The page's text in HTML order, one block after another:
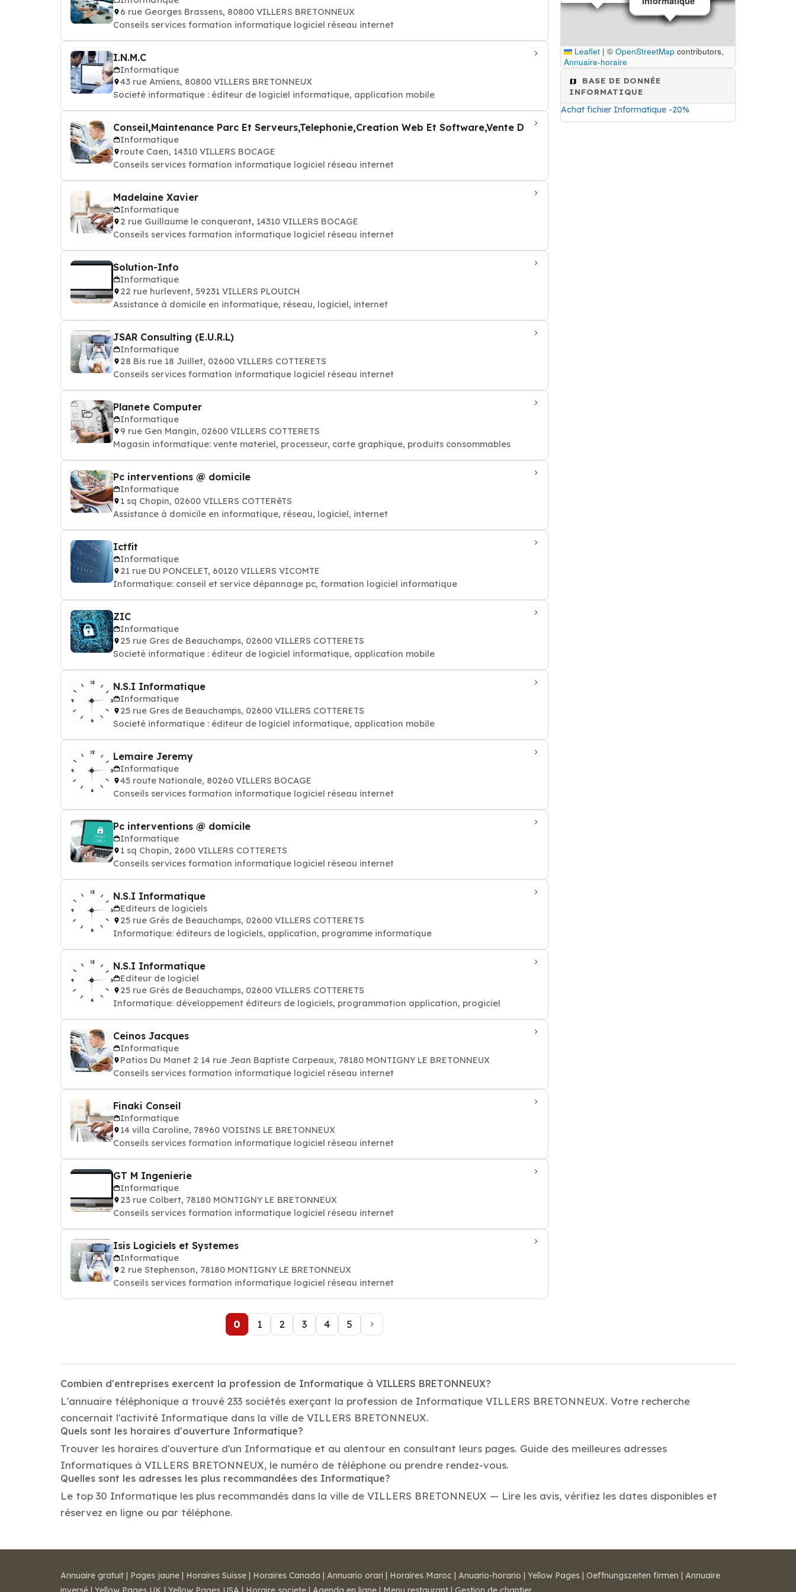
6 rue Georges Brassens, 80800 VILLERS BRETONNEUX
Conseils services formation informatique logiciel réseau internet
I.N.M.C
Informatique
43 rue Amiens, 80800 VILLERS BRETONNEUX
Societé informatique : éditeur de logiciel informatique, application mobile
Conseil,Maintenance Parc Et Serveurs,Telephonie,Creation Web Et Software,Vente D
Informatique
route Caen, 14310 VILLERS BOCAGE
Conseils services formation informatique logiciel réseau internet
Madelaine Xavier
Informatique
2 rue Guillaume le conquerant, 14310 VILLERS BOCAGE
Conseils services formation informatique logiciel réseau internet
Solution-Info
Informatique
22 rue hurlevent, 59231 VILLERS PLOUICH
Assistance à domicile en informatique, réseau, logiciel, internet
JSAR Consulting (E.U.R.L)
Informatique
28 Bis rue 18 Juillet, 02600 VILLERS COTTERETS
Conseils services formation informatique logiciel réseau internet
Planete Computer
Informatique
9 rue Gen Mangin, 02600 VILLERS COTTERETS
Magasin informatique: vente materiel, processeur, carte graphique, produits consommables
Pc interventions @ domicile
Informatique
1 sq Chopin, 02600 VILLERS COTTERêTS
Assistance à domicile en informatique, réseau, logiciel, internet
Ictfit
Informatique
21 rue DU PONCELET, 60120 VILLERS VICOMTE
Informatique: conseil et service dépannage pc, formation logiciel informatique
ZIC
Informatique
25 rue Gres de Beauchamps, 02600 VILLERS COTTERETS
Societé informatique : éditeur de logiciel informatique, application mobile
N.S.I Informatique
Informatique
25 rue Gres de Beauchamps, 02600 VILLERS COTTERETS
Societé informatique : éditeur de logiciel informatique, application mobile
Lemaire Jeremy
Informatique
45 route Nationale, 80260 VILLERS BOCAGE
Conseils services formation informatique logiciel réseau internet
Pc interventions @ domicile
Informatique
1 sq Chopin, 2600 VILLERS COTTERETS
Conseils services formation informatique logiciel réseau internet
N.S.I Informatique
Editeurs de logiciels
25 rue Grés de Beauchamps, 02600 VILLERS COTTERETS
Informatique: éditeurs de logiciels, application, programme informatique
N.S.I Informatique
Editeur de logiciel
25 rue Grés de Beauchamps, 02600 VILLERS COTTERETS
Informatique: développement éditeurs de logiciels, programmation application, progiciel
Ceinos Jacques
Informatique
Patios Du Manet 2 14 rue Jean Baptiste Carpeaux, 78180 MONTIGNY LE BRETONNEUX
Conseils services formation informatique logiciel réseau internet
Finaki Conseil
Informatique
14 villa Caroline, 78960 VOISINS LE BRETONNEUX
Conseils services formation informatique logiciel réseau internet
GT M Ingenierie
Informatique
23 rue Colbert, 78180 MONTIGNY LE BRETONNEUX
Conseils services formation informatique logiciel réseau internet
Isis Logiciels et Systemes
Informatique
2 rue Stephenson, 78180 MONTIGNY LE BRETONNEUX
Conseils services formation informatique logiciel réseau internet
0 1 2 3 4 5
Leaflet | © OpenStreetMap contributors,
Annuaire-horaire
BASE DE DONNÉE
INFORMATIQUE
Achat fichier Informatique -20%
Combien d'entreprises exercent la profession de Informatique à VILLERS BRETONNEUX?
L'annuaire téléphonique a trouvé 233 sociétés exerçant la profession de Informatique VILLERS BRETONNEUX. Votre recherche
concernait l'activité Informatique dans la ville de VILLERS BRETONNEUX.
Quels sont les horaires d'ouverture Informatique?
Trouver les horaires d'ouverture d'un Informatique et au alentour en consultant leurs pages. Guide des meilleures adresses
Informatiques à VILLERS BRETONNEUX, le numéro de téléphone ou prendre rendez-vous.
Quelles sont les adresses les plus recommandées des Informatique?
Le top 30 Informatique les plus recommandés dans la ville de VILLERS BRETONNEUX — Lire les avis, vérifiez les dates disponibles et
réservez en ligne ou par téléphone.
Annuaire gratuit | Pages jaune | Horaires Suisse | Horaires Canada | Annuario orari | Horaires Maroc | Anuario-horario | Yellow Pages | Oeffnungszeiten firmen | Annuaire